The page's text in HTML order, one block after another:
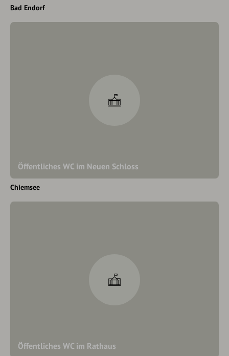
Bad Endorf
Öffentliches WC im Neuen Schloss
Chiemsee
Öffentliches WC im Rathaus